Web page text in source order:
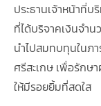
ประธานเจ้าหน้าที่
ที่ได้บริจาคเงินจำ
นำไปสมทบทุนในภ
ศรีสะเกษ เพื่อรักษ
ให้มีรอยยิ้มที่สดใส